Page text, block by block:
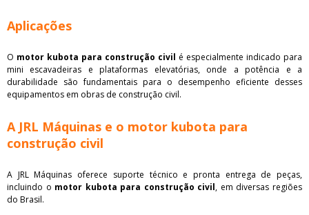
Aplicações
O motor kubota para construção civil é especialmente indicado para
mini escavadeiras e plataformas elevatórias, onde a potência e a
durabilidade são fundamentais para o desempenho eficiente desses
equipamentos em obras de construção civil.
A JRL Máquinas e o motor kubota para
construção civil
A JRL Máquinas oferece suporte técnico e pronta entrega de peças,
incluindo o motor kubota para construção civil, em diversas regiões
do Brasil.